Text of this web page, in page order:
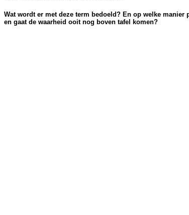
Wat wordt er met deze term bedoeld? En op welke manier
en gaat de waarheid ooit nog boven tafel komen?